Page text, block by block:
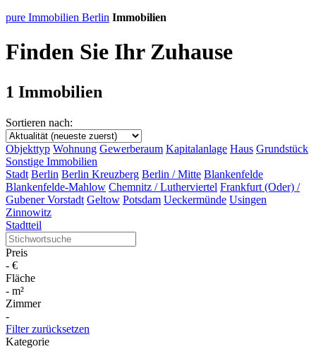
pure Immobilien Berlin Immobilien
Finden Sie Ihr Zuhause
1 Immobilien
Sortieren nach:
Objekttyp Wohnung Gewerberaum Kapitalanlage Haus Grundstück
Sonstige Immobilien
Stadt Berlin Berlin Kreuzberg Berlin / Mitte Blankenfelde
Blankenfelde-Mahlow Chemnitz / Lutherviertel Frankfurt (Oder) /
Gubener Vorstadt Geltow Potsdam Ueckermünde Usingen
Zinnowitz
Stadtteil
Preis
- €
Fläche
- m²
Zimmer
-
Filter zurücksetzen
Kategorie